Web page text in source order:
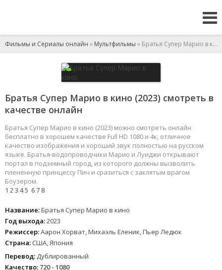
Фильмы и Сериалы онлайн » Мультфильмы » Братья Супер Марио в кино
Братья Супер Марио в кино (2023) смотреть в
качестве онлайн
Братья Супер Марио в кино (2023) можно смотреть онлайн
бесплатно в хорошем качестве Full HD 1080 и 4к, отличное
качество изображения и хороший звук полностью на русском
языке. Братья-водопроводчики Марио и Луиджи открывают
портал в подземный город, из которого должны вызволить
пленённую принцессу Пич и сразиться с заклятым врагом
Боузером.
1 23 45 67 8
Название:Братья Супер Марио в кино
Год выхода:2023
Режиссер:Аарон Хорват, Михаэль Еленик, Пьер Ледюк
Страна: США, Япония
Перевод: Дублированный
Качество: 720 - 1080